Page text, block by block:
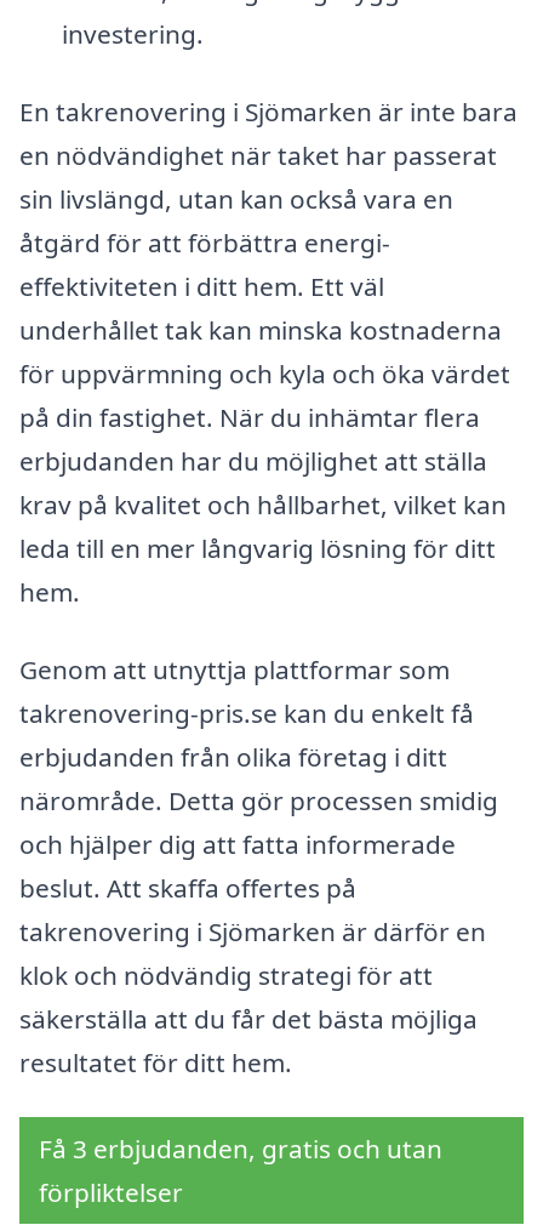
investering.
En takrenovering i Sjömarken är inte bara
en nödvändighet när taket har passerat
sin livslängd, utan kan också vara en
åtgärd för att förbättra energi-
effektiviteten i ditt hem. Ett väl
underhållet tak kan minska kostnaderna
för uppvärmning och kyla och öka värdet
på din fastighet. När du inhämtar flera
erbjudanden har du möjlighet att ställa
krav på kvalitet och hållbarhet, vilket kan
leda till en mer långvarig lösning för ditt
hem.
Genom att utnyttja plattformar som
takrenovering-pris.se kan du enkelt få
erbjudanden från olika företag i ditt
närområde. Detta gör processen smidig
och hjälper dig att fatta informerade
beslut. Att skaffa offertes på
takrenovering i Sjömarken är därför en
klok och nödvändig strategi för att
säkerställa att du får det bästa möjliga
resultatet för ditt hem.
Få 3 erbjudanden, gratis och utan
förpliktelser